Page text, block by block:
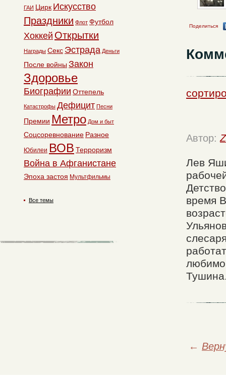
Поделиться
Автор:
Лев
время
←
ГАИ Цирк Искусство
Праздники Флот Футбол
Хоккей Открытки
Награды Секс Эстрада Деньги
После войны Закон
Здоровье
Биографии Оттепель
Катастрофы Дефицит Песни
Премии Метро Дом и быт
Соцсоревнование Разное
Юбилеи ВОВ Терроризм
Война в Афганистане
Эпоха застоя Мультфильмы
Все темы